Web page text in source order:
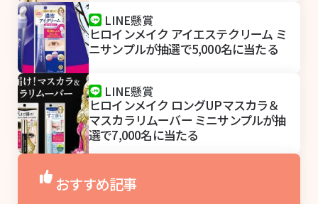
LINE懸賞
ヒロインメイク アイエステクリーム ミ
ニサンプルが抽選で5,000名に当たる
LINE懸賞
ヒロインメイク ロングUPマスカラ＆
マスカラリムーバー ミニサンプルが抽
選で7,000名に当たる
おすすめ記事